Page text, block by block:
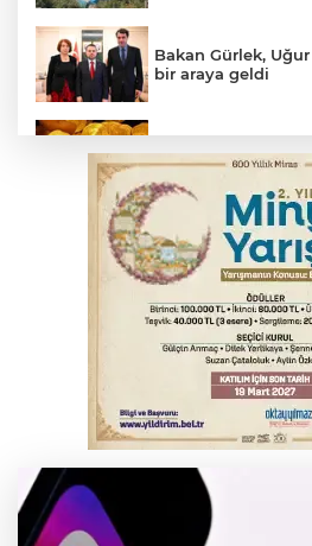
Bakan Gürlek,
bir araya geldi
Serbest piyasada
Yargıtay’dan
Bursa’da bugün
Osmangazi’de iş